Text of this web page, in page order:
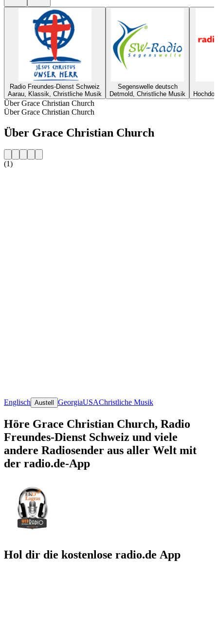
Radio Freundes-Dienst Schweiz
Aarau, Klassik, Christliche Musik
Segenswelle deutsch
Detmold, Christliche Musik
Über Grace Christian Church
Über Grace Christian Church
Über Grace Christian Church
(1)
Englisch Austell GeorgiaUSAChristliche Musik
Höre Grace Christian Church, Radio
Freundes-Dienst Schweiz und viele
andere Radiosender aus aller Welt mit
der radio.de-App
Hol dir die kostenlose radio.de App